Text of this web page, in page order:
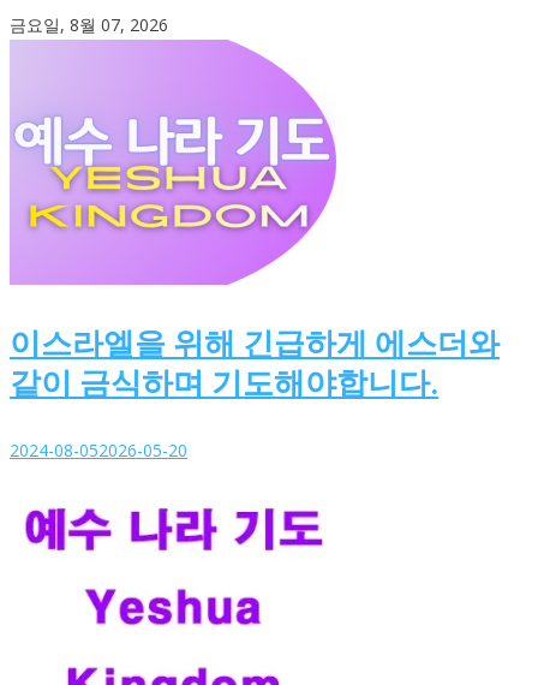
Skip
금요일, 8월 07, 2026
이스라엘을 위해 긴급하게 에스더와
같이 금식하며 기도해야합니다.
2024-08-052026-05-20